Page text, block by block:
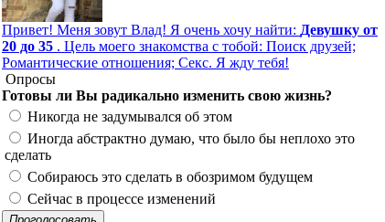
Привет! Меня зовут Влад! Я очень хочу найти: Девушку от
20 до 35 . Цель моего знакомства с тобой: Поиск друзей;
Романтические отношения; Секс. Я жду тебя!
Опросы
Готовы ли Вы радикально изменить свою жизнь?
Никогда не задумывался об этом
Иногда абстрактно думаю, что было бы неплохо это
сделать
Собираюсь это сделать в обозримом будущем
Сейчас в процессе изменений